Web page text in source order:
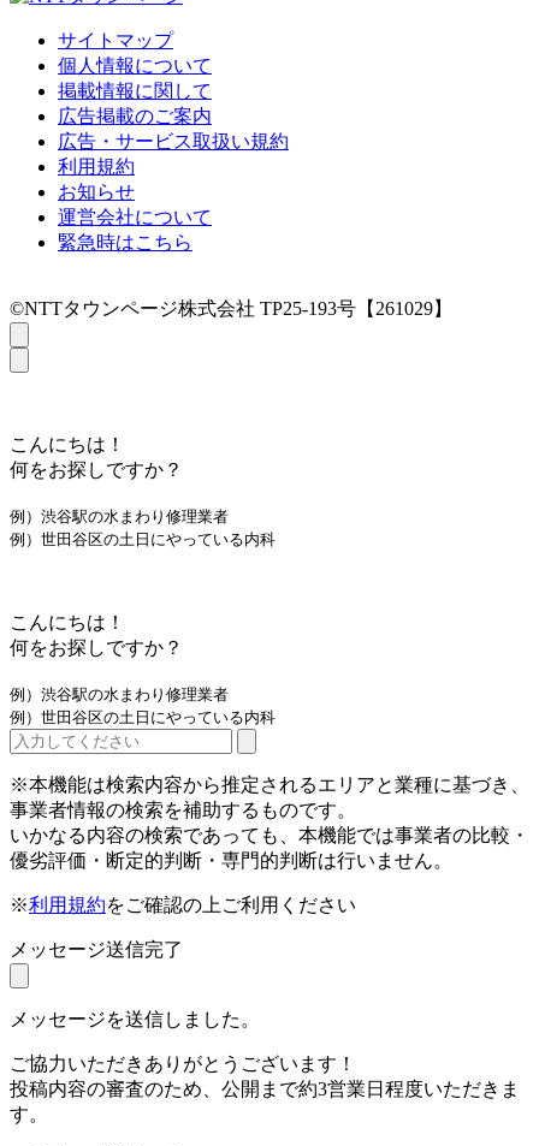
サイトマップ
個人情報について
掲載情報に関して
広告掲載のご案内
広告・サービス取扱い規約
利用規約
お知らせ
運営会社について
緊急時はこちら
©NTTタウンページ株式会社 TP25-193号【261029】
こんにちは！
何をお探しですか？
例）渋谷駅の水まわり修理業者
例）世田谷区の土日にやっている内科
こんにちは！
何をお探しですか？
例）渋谷駅の水まわり修理業者
例）世田谷区の土日にやっている内科
※本機能は検索内容から推定されるエリアと業種に基づき、
事業者情報の検索を補助するものです。
いかなる内容の検索であっても、本機能では事業者の比較・
優劣評価・断定的判断・専門的判断は行いません。
※利用規約をご確認の上ご利用ください
メッセージ送信完了
メッセージを送信しました。
ご協力いただきありがとうございます！
投稿内容の審査のため、公開まで約3営業日程度いただきま
す。